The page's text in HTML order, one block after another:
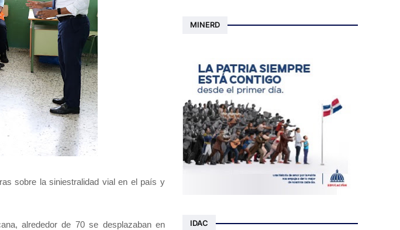
sobre la siniestralidad vial en el país y
alrededor de 70 se desplazaban en
MINERD
IDAC